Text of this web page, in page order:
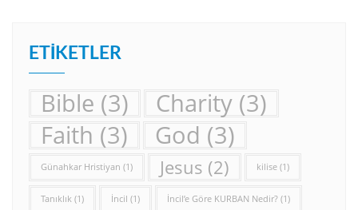
ETIKETLER
Bible (3) Charity (3)
Faith (3) God (3)
Günahkar Hristiyan (1) Jesus (2) kilise (1)
Tanıklık (1) İncil (1) İncil’e Göre KURBAN Nedir? (1)